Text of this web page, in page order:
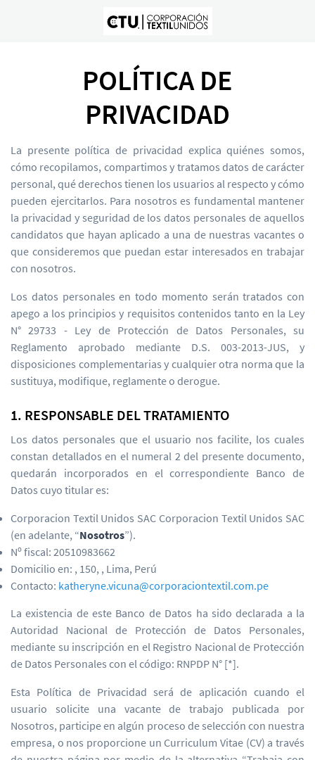
POLÍTICA DE
PRIVACIDAD
La presente política de privacidad explica quiénes somos,
cómo recopilamos, compartimos y tratamos datos de carácter
personal, qué derechos tienen los usuarios al respecto y cómo
pueden ejercitarlos. Para nosotros es fundamental mantener
la privacidad y seguridad de los datos personales de aquellos
candidatos que hayan aplicado a una de nuestras vacantes o
que consideremos que puedan estar interesados en trabajar
con nosotros.
Los datos personales en todo momento serán tratados con
apego a los principios y requisitos contenidos tanto en la Ley
N° 29733 - Ley de Protección de Datos Personales, su
Reglamento aprobado mediante D.S. 003-2013-JUS, y
disposiciones complementarias y cualquier otra norma que la
sustituya, modifique, reglamente o derogue.
1. RESPONSABLE DEL TRATAMIENTO
Los datos personales que el usuario nos facilite, los cuales
constan detallados en el numeral 2 del presente documento,
quedarán incorporados en el correspondiente Banco de
Datos cuyo titular es:
Corporacion Textil Unidos SAC Corporacion Textil Unidos SAC
(en adelante, “Nosotros”).
Nº fiscal: 20510983662
Domicilio en: , 150, , Lima, Perú
Contacto: katheryne.vicuna@corporaciontextil.com.pe
La existencia de este Banco de Datos ha sido declarada a la
Autoridad Nacional de Protección de Datos Personales,
mediante su inscripción en el Registro Nacional de Protección
de Datos Personales con el código: RNPDP N° [*].
Esta Política de Privacidad será de aplicación cuando el
usuario solicite una vacante de trabajo publicada por
Nosotros, participe en algún proceso de selección con nuestra
empresa, o nos proporcione un Curriculum Vitae (CV) a través